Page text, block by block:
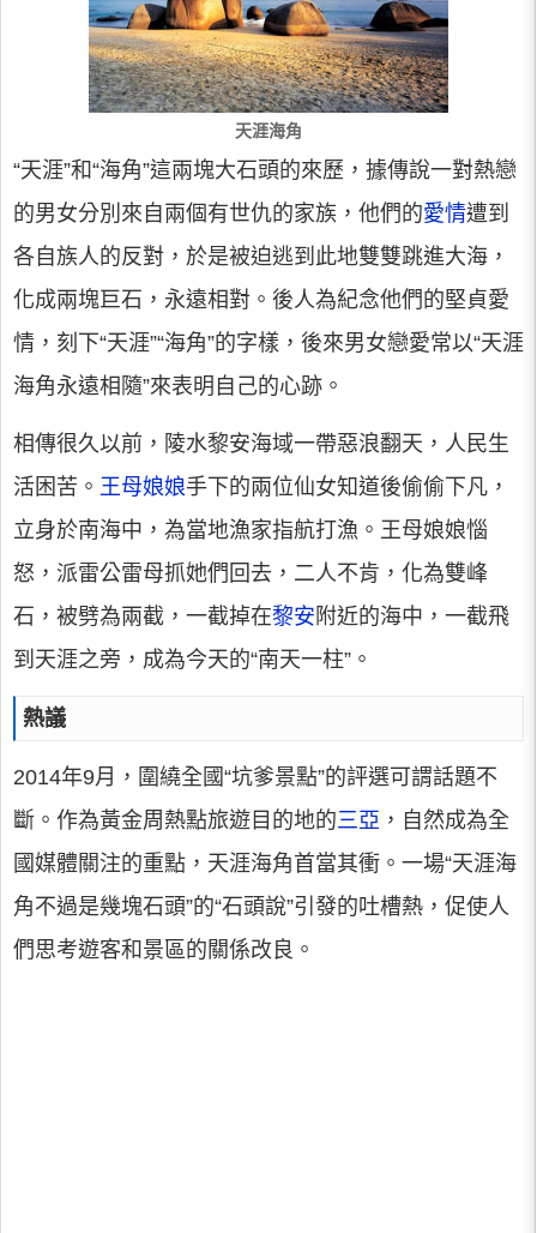
天涯海角
“天涯”和“海角”這兩塊大石頭的來歷，據傳說一對熱戀
的男女分別來自兩個有世仇的家族，他們的愛情遭到
各自族人的反對，於是被迫逃到此地雙雙跳進大海，
化成兩塊巨石，永遠相對。後人為紀念他們的堅貞愛
情，刻下“天涯”“海角”的字樣，後來男女戀愛常以“天涯
海角永遠相隨”來表明自己的心跡。
相傳很久以前，陵水黎安海域一帶惡浪翻天，人民生
活困苦。 王母娘娘手下的兩位仙女知道後偷偷下凡，
立身於南海中，為當地漁家指航打漁。王母娘娘惱
怒，派雷公雷母抓她們回去，二人不肯，化為雙峰
石，被劈為兩截，一截掉在黎安 附近的海中，一截飛
到天涯之旁，成為今天的“南天一柱”。
熱議
2014年9月，圍繞全國“坑爹景點”的評選可謂話題不
斷。作為黃金周熱點旅遊目的地的三亞 ，自然成為全
國媒體關注的重點，天涯海角首當其衝。一場“天涯海
角不過是幾塊石頭”的“石頭說”引發的吐槽熱，促使人
們思考遊客和景區的關係改良。